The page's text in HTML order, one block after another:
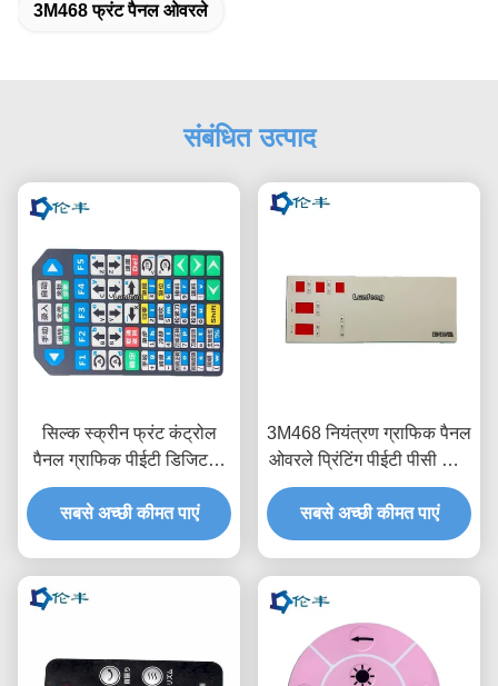
3M468 फ्रंट पैनल ओवरले
संबंधित उत्पाद
सिल्क स्क्रीन फ्रंट कंट्रोल
पैनल ग्राफिक पीईटी डिजिटली
प्रिंटेड ओवरले
सबसे अच्छी कीमत पाएं
3M468 नियंत्रण ग्राफिक पैनल
ओवरले प्रिंटिंग पीईटी पीसी लाल
पारदर्शी
सबसे अच्छी कीमत पाएं